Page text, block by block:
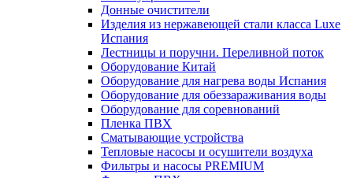
Донные очистители
Изделия из нержавеющей стали класса Luxe
Испания
Лестницы и поручни. Переливной поток
Оборудование Китай
Оборудование для нагрева воды Испания
Оборудование для обеззараживания воды
Оборудование для соревнований
Пленка ПВХ
Сматывающие устройства
Тепловые насосы и осушители воздуха
Фильтры и насосы PREMIUM